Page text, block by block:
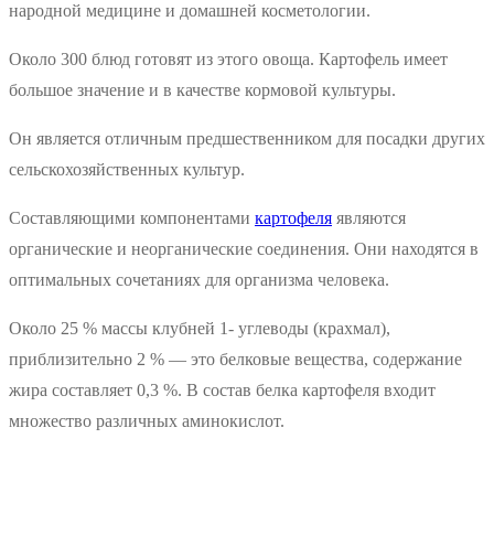
народной медицине и домашней косметологии.
Около 300 блюд готовят из этого овоща. Картофель имеет
большое значение и в качестве кормовой культуры.
Он является отличным предшественником для посадки других
сельскохозяйственных культур.
Составляющими компонентами картофеля являются
органические и неорганические соединения. Они находятся в
оптимальных сочетаниях для организма человека.
Около 25 % массы клубней 1- углеводы (крахмал),
приблизительно 2 % — это белковые вещества, содержание
жира составляет 0,3 %. В состав белка картофеля входит
множество различных аминокислот.